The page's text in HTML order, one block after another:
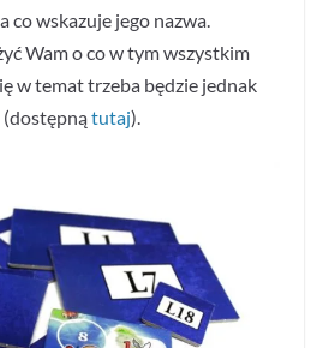
co wskazuje jego nazwa.
Wam o co w tym wszystkim
w temat trzeba będzie jednak
(dostępnątutaj).